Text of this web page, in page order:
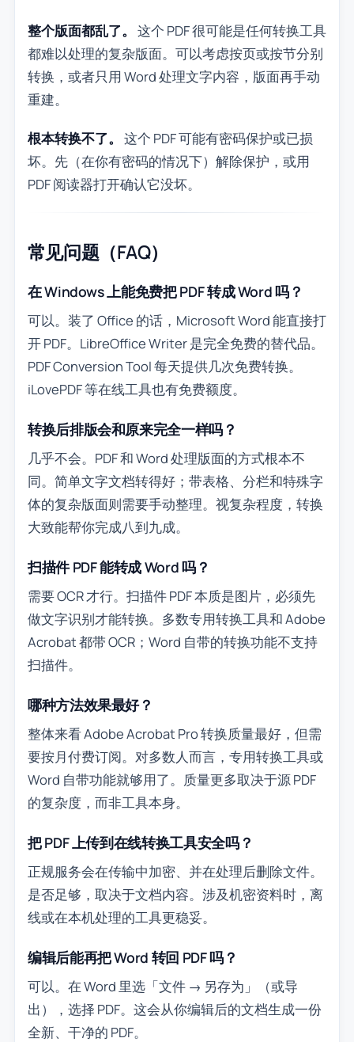
整个版面都乱了。 这个 PDF 很可能是任何转换工具
都难以处理的复杂版面。可以考虑按页或按节分别
转换，或者只用 Word 处理文字内容，版面再手动
重建。
根本转换不了。 这个 PDF 可能有密码保护或已损
坏。先（在你有密码的情况下）解除保护，或用
PDF 阅读器打开确认它没坏。
常见问题（FAQ）
在 Windows 上能免费把 PDF 转成 Word 吗？
可以。装了 Office 的话，Microsoft Word 能直接打
开 PDF。LibreOffice Writer 是完全免费的替代品。
PDF Conversion Tool 每天提供几次免费转换。
iLovePDF 等在线工具也有免费额度。
转换后排版会和原来完全一样吗？
几乎不会。PDF 和 Word 处理版面的方式根本不
同。简单文字文档转得好；带表格、分栏和特殊字
体的复杂版面则需要手动整理。视复杂程度，转换
大致能帮你完成八到九成。
扫描件 PDF 能转成 Word 吗？
需要 OCR 才行。扫描件 PDF 本质是图片，必须先
做文字识别才能转换。多数专用转换工具和 Adobe
Acrobat 都带 OCR；Word 自带的转换功能不支持
扫描件。
哪种方法效果最好？
整体来看 Adobe Acrobat Pro 转换质量最好，但需
要按月付费订阅。对多数人而言，专用转换工具或
Word 自带功能就够用了。质量更多取决于源 PDF
的复杂度，而非工具本身。
把 PDF 上传到在线转换工具安全吗？
正规服务会在传输中加密、并在处理后删除文件。
是否足够，取决于文档内容。涉及机密资料时，离
线或在本机处理的工具更稳妥。
编辑后能再把 Word 转回 PDF 吗？
可以。在 Word 里选「文件 → 另存为」（或导
出），选择 PDF。这会从你编辑后的文档生成一份
全新、干净的 PDF。